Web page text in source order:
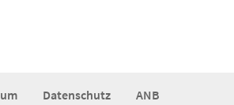
Datenschutz ANB